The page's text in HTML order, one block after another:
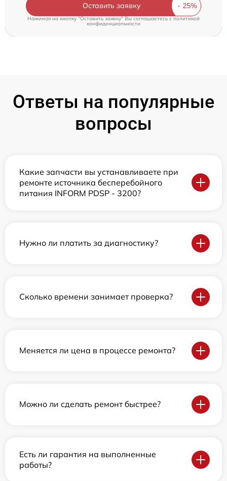
Оставить заявку
Нажимая на кнопку "Оставить заявку" Вы соглашаетесь cполитикой
конфиденциальности
Ответы на популярные
вопросы
Какие запчасти вы устанавливаете при
ремонте источника бесперебойного
питания INFORM PDSP - 3200?
Нужно ли платить за диагностику?
Сколько времени занимает проверка?
Меняется ли цена в процессе ремонта?
Можно ли сделать ремонт быстрее?
Есть ли гарантия на выполненные
работы?